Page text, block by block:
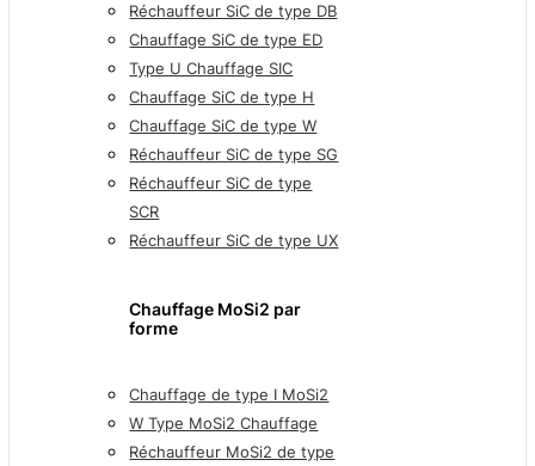
Réchauffeur SiC de type DB
Chauffage SiC de type ED
Type U Chauffage SIC
Chauffage SiC de type H
Chauffage SiC de type W
Réchauffeur SiC de type SG
Réchauffeur SiC de type
SCR
Réchauffeur SiC de type UX
Chauffage MoSi2 par
forme
Chauffage de type I MoSi2
W Type MoSi2 Chauffage
Réchauffeur MoSi2 de type